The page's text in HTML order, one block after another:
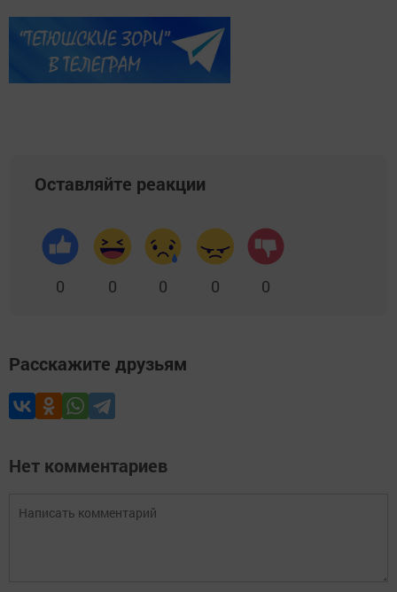
Оставляйте реакции
0 0 0 0 0
Расскажите друзьям
Нет комментариев